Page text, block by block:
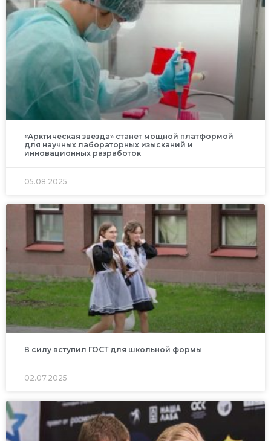
«Арктическая звезда» станет мощной платформой
для научных лабораторных изысканий и
инновационных разработок
05.08.2025
В силу вступил ГОСТ для школьной формы
02.07.2025